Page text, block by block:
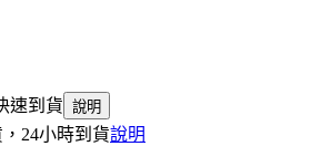
速到貨 說明
24小時到貨說明